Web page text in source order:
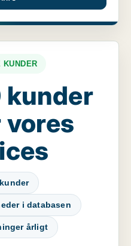
KUNDER
kunder
i databasen
årligt